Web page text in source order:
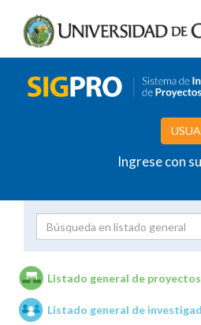
Ingrese con
Unidades de investigación
Listado general de proyectos
Listado general de